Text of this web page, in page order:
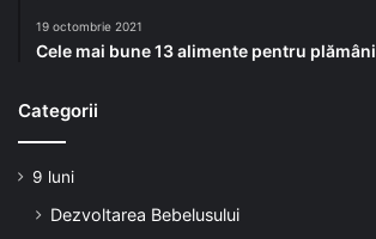
19 octombrie 2021
Cele mai bune 13 alimente pentru plămâni
Categorii
9 luni
Dezvoltarea Bebelusului